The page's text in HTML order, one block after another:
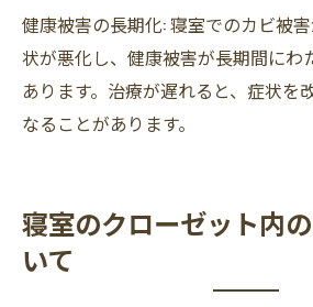
健康被害の長期化: 寝室でのカビ被
状が悪化し、健康被害が長期間にわ
あります。治療が遅れると、症状を
なることがあります。
寝室のクローゼット内
いて